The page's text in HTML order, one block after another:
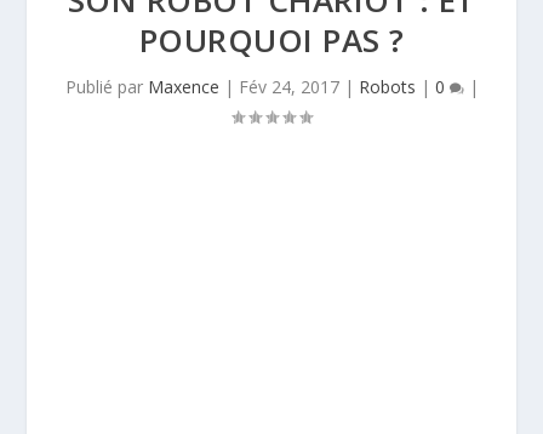
POURQUOI PAS ?
Publié par Maxence | Fév 24, 2017| Robots | 0 |